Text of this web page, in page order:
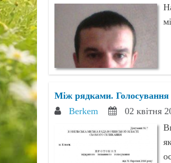
Між рядками. Голосування
Berkem 02 квітня